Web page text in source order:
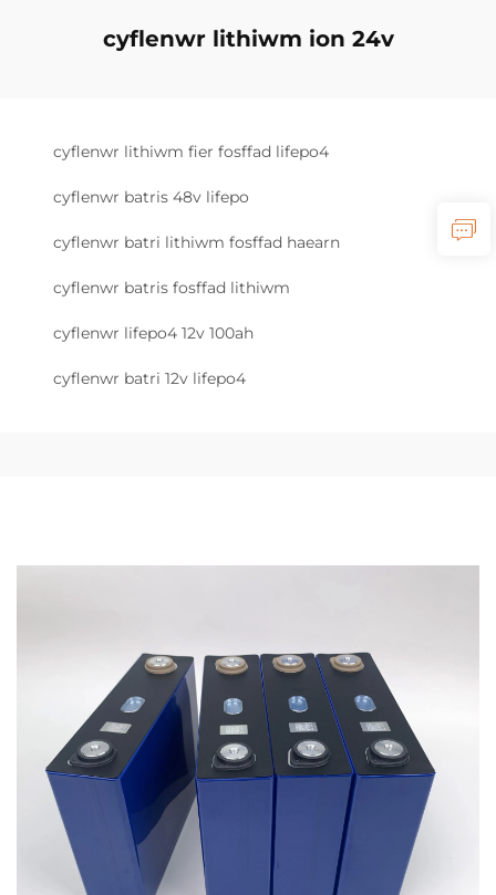
cyflenwr lithiwm ion 24v
cyflenwr lithiwm fier fosffad lifepo4
cyflenwr batris 48v lifepo
cyflenwr batri lithiwm fosffad haearn
cyflenwr batris fosffad lithiwm
cyflenwr lifepo4 12v 100ah
cyflenwr batri 12v lifepo4